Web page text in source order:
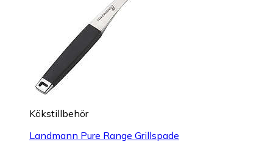
Kökstillbehör
Landmann Pure Range Grillspade